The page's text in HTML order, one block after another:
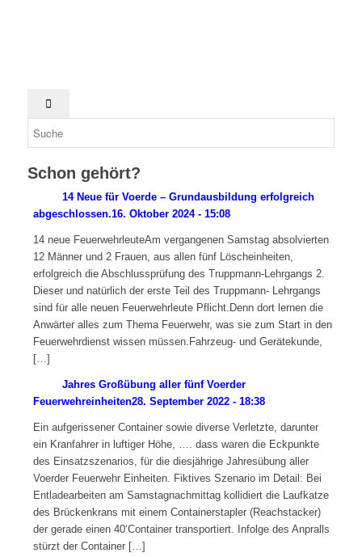
Schon gehört?
14 Neue für Voerde – Grundausbildung erfolgreich
abgeschlossen.16. Oktober 2024 - 15:08
14 neue FeuerwehrleuteAm vergangenen Samstag absolvierten
12 Männer und 2 Frauen, aus allen fünf Löscheinheiten,
erfolgreich die Abschlussprüfung des Truppmann-Lehrgangs 2.
Dieser und natürlich der erste Teil des Truppmann- Lehrgangs
sind für alle neuen Feuerwehrleute Pflicht.Denn dort lernen die
Anwärter alles zum Thema Feuerwehr, was sie zum Start in den
Feuerwehrdienst wissen müssen.Fahrzeug- und Gerätekunde,
[…]
Jahres Großübung aller fünf Voerder
Feuerwehreinheiten28. September 2022 - 18:38
Ein aufgerissener Container sowie diverse Verletzte, darunter
ein Kranfahrer in luftiger Höhe, …. dass waren die Eckpunkte
des Einsatzszenarios, für die diesjährige Jahresübung aller
Voerder Feuerwehr Einheiten. Fiktives Szenario im Detail: Bei
Entladearbeiten am Samstagnachmittag kollidiert die Laufkatze
des Brückenkrans mit einem Containerstapler (Reachstacker)
der gerade einen 40‘Container transportiert. Infolge des Anpralls
stürzt der Container […]